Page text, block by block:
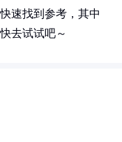
速找到参考，其中
去试试吧～